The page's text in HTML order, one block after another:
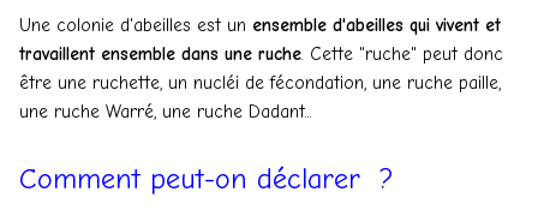
Une colonie d'abeilles est un ensemble d'abeilles qui vivent et
travaillent ensemble dans une ruche . Cette "ruche" peut donc
être une ruchette, un nucléi de fécondation, une ruche paille,
une ruche Warré, une ruche Dadant...
Comment peut-on déclarer ?